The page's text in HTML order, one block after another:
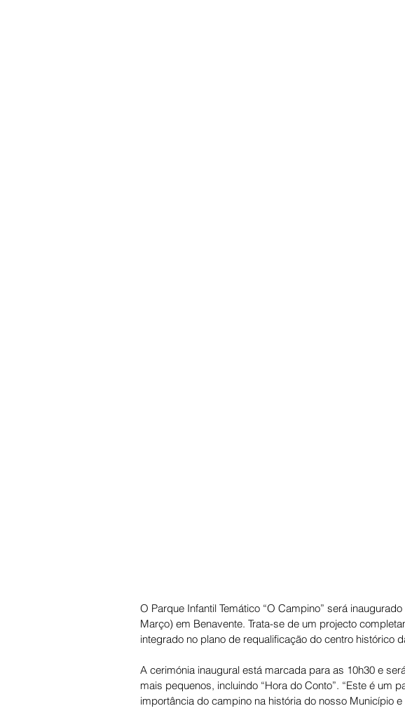
O Parque Infantil Temático “O Campino” será
Março) em Benavente. Trata-se de um projecto
integrado no plano de requalificação do centro histórico
A cerimónia inaugural está marcada para as 10h30 e
mais pequenos, incluindo “Hora do Conto”. “Este é um
importância do campino na história do nosso Município e